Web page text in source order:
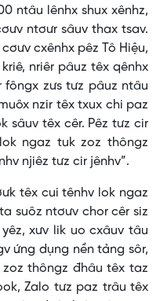
ntâu lênhx shux xênhz,
ntơưr sâuv thax tsav.
cxênhx pêz Tô Hiệu,
nriêr pâuz têx qênhx
fôngx zưs tưz pâuz ntâu
nzir têx txux chi paz
sâuv têx cêr. Pêz tưz cir
ngaz tuk zoz thôngz
njiêz tưz cir jênhv”.
têx cui tênhv lok ngaz
suôz ntơưv chor cêr siz
xưv lik uo cxâuv tâu
ứng dụng nền tảng sôr,
thôngz đhâu têx taz
Zalo tưz paz trâu têx